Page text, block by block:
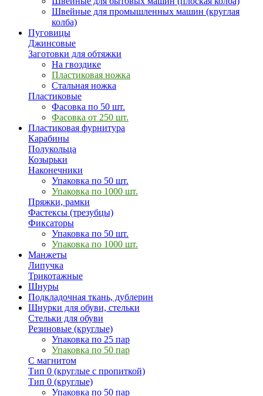
Швейные для промышленных машин (круглая
колба)
Пуговицы
Джинсовые
Заготовки для обтяжки
На гвоздике
Пластиковая ножка
Стальная ножка
Пластиковые
Фасовка по 50 шт.
Фасовка от 250 шт.
Пластиковая фурнитура
Карабины
Полукольца
Козырьки
Наконечники
Упаковка по 50 шт.
Упаковка по 1000 шт.
Пряжки, рамки
Фастексы (трезубцы)
Фиксаторы
Упаковка по 50 шт.
Упаковка по 1000 шт.
Манжеты
Липучка
Трикотажные
Шнуры
Подкладочная ткань, дублерин
Шнурки для обуви, стельки
Стельки для обуви
Резиновые (круглые)
Упаковка по 25 пар
Упаковка по 50 пар
С магнитом
Тип 0 (круглые с пропиткой)
Тип 0 (круглые)
Упаковка по 50 пар